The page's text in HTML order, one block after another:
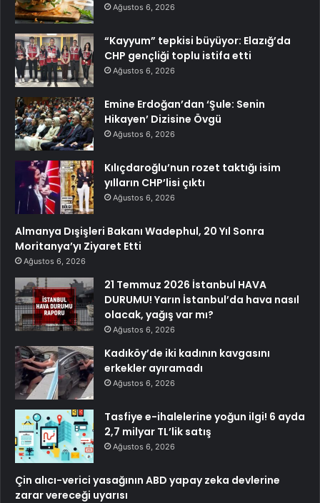
Ağustos 6, 2026
“Kayyum” tepkisi büyüyor: Elazığ’da
CHP gençliği toplu istifa etti
Ağustos 6, 2026
Emine Erdoğan’dan ‘Şule: Senin
Hikayen’ Dizisine Övgü
Ağustos 6, 2026
Kılıçdaroğlu’nun rozet taktığı isim
yılların CHP’lisi çıktı
Ağustos 6, 2026
Almanya Dışişleri Bakanı Wadephul, 20 Yıl Sonra
Moritanya’yı Ziyaret Etti
Ağustos 6, 2026
21 Temmuz 2026 İstanbul HAVA
DURUMU! Yarın İstanbul’da hava nasıl
olacak, yağış var mı?
Ağustos 6, 2026
Kadıköy’de iki kadının kavgasını
erkekler ayıramadı
Ağustos 6, 2026
Tasfiye e-ihalelerine yoğun ilgi! 6 ayda
2,7 milyar TL’lik satış
Ağustos 6, 2026
Çin alıcı-verici yasağının ABD yapay zeka devlerine
zarar vereceği uyarısı